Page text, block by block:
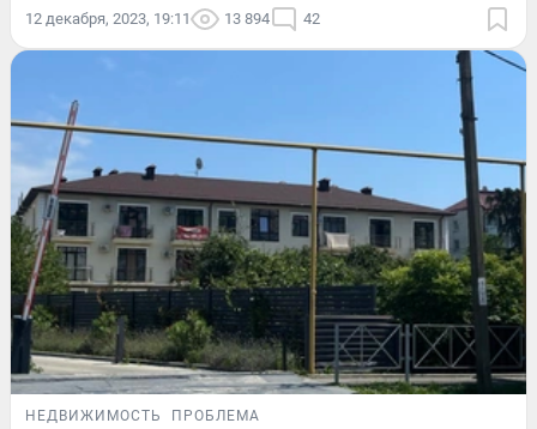
12 декабря, 2023, 19:11 13 894 42
НЕДВИЖИМОСТЬ ПРОБЛЕМА